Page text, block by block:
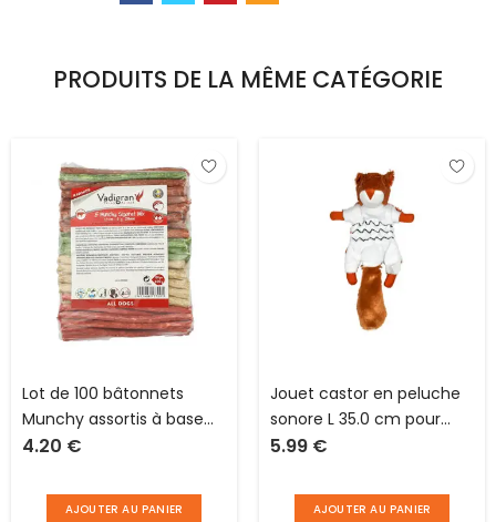
PRODUITS DE LA MÊME CATÉGORIE
Lot de 100 bâtonnets
Munchy assortis à base
de peau de bœuf et de riz
chien Vadigran
4.20 €
AJOUTER AU PANIER
Jouet castor en peluche
sonore L 35.0 cm pour
chien Love Story
5.99 €
AJOUTER AU PANIER